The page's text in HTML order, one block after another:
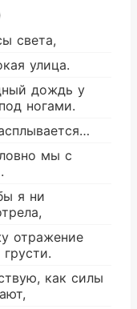
света,
улица.
дождь у
ногами.
мы с
я ни
отражение
как силы